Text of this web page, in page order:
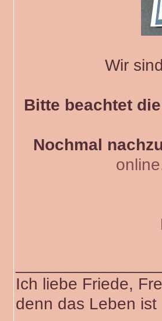
Wir
Bitte beachtet
Nochmal
Ich liebe Friede,
denn das Leben